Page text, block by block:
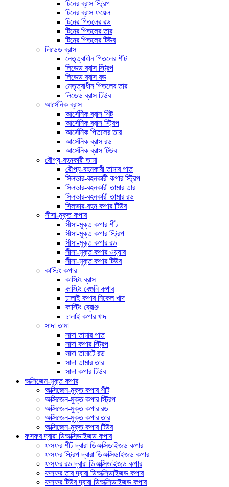
টিনের ব্রাস স্ট্রিপ
টিনের ব্রাস ফয়েল
টিনের পিতলের রড
টিনের পিতলের তার
টিনের পিতলের টিউব
লিডেড ব্রাস
নেতৃত্বাধীন পিতলের শীট
লিডেড ব্রাস স্ট্রিপ
লিডেড ব্রাস রড
নেতৃত্বাধীন পিতলের তার
লিডেড ব্রাস টিউব
আর্সেনিক ব্রাস
আর্সেনিক ব্রাস শিট
আর্সেনিক ব্রাস স্ট্রিপ
আর্সেনিক পিতলের তার
আর্সেনিক ব্রাস রড
আর্সেনিক ব্রাস টিউব
রৌপ্য-বহনকারী তামা
রৌপ্য-বহনকারী তামার পাত
সিলভার-বহনকারী কপার স্ট্রিপ
সিলভার-বহনকারী তামার তার
সিলভার-বহনকারী তামার রড
সিলভার-বহন কপার টিউব
সীসা-মুক্ত কপার
সীসা-মুক্ত কপার শীট
সীসা-মুক্ত কপার স্ট্রিপ
সীসা-মুক্ত কপার রড
সীসা-মুক্ত কপার ওয়্যার
সীসা-মুক্ত কপার টিউব
কাস্টিং কপার
কাস্টিং ব্রাস
কাস্টিং বেগুনি কপার
ঢালাই কপার নিকেল খাদ
কাস্টিং ব্রোঞ্জ
ঢালাই কপার খাদ
সাদা তামা
সাদা তামার পাত
সাদা কপার স্ট্রিপ
সাদা তামাটে রড
সাদা তামার তার
সাদা কপার টিউব
অক্সিজেন-মুক্ত কপার
অক্সিজেন-মুক্ত কপার শীট
অক্সিজেন-মুক্ত কপার স্ট্রিপ
অক্সিজেন-মুক্ত কপার রড
অক্সিজেন-মুক্ত কপার তার
অক্সিজেন-মুক্ত কপার টিউব
ফসফর দ্বারা ডিঅক্সিডাইজড কপার
ফসফর শীট দ্বারা ডিঅক্সিডাইজড কপার
ফসফর স্ট্রিপ দ্বারা ডিঅক্সিডাইজড কপার
ফসফর রড দ্বারা ডিঅক্সিডাইজড কপার
ফসফর তার দ্বারা ডিঅক্সিডাইজড কপার
ফসফর টিউব দ্বারা ডিঅক্সিডাইজড কপার